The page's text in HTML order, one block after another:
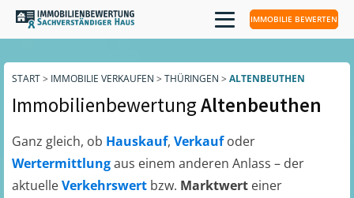
IMMOBILIE BEWERTEN
START> IMMOBILIE VERKAUFEN > THÜRINGEN > ALTENBEUTHEN
ImmobilienbewertungAltenbeuthen
Ganz gleich, ob Hauskauf, Verkaufoder
Wertermittlungaus einem anderen Anlass – der
aktuelleVerkehrswert bzw. Marktwert einer